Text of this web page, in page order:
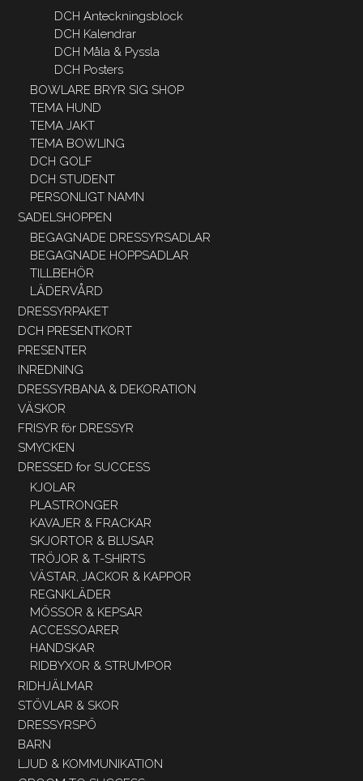
DCH Anteckningsblock
DCH Kalendrar
DCH Måla & Pyssla
DCH Posters
BOWLARE BRYR SIG SHOP
TEMA HUND
TEMA JAKT
TEMA BOWLING
DCH GOLF
DCH STUDENT
PERSONLIGT NAMN
SADELSHOPPEN
BEGAGNADE DRESSYRSADLAR
BEGAGNADE HOPPSADLAR
TILLBEHÖR
LÄDERVÅRD
DRESSYRPAKET
DCH PRESENTKORT
PRESENTER
INREDNING
DRESSYRBANA & DEKORATION
VÄSKOR
FRISYR för DRESSYR
SMYCKEN
DRESSED for SUCCESS
KJOLAR
PLASTRONGER
KAVAJER & FRACKAR
SKJORTOR & BLUSAR
TRÖJOR & T-SHIRTS
VÄSTAR, JACKOR & KAPPOR
REGNKLÄDER
MÖSSOR & KEPSAR
ACCESSOARER
HANDSKAR
RIDBYXOR & STRUMPOR
RIDHJÄLMAR
STÖVLAR & SKOR
DRESSYRSPÖ
BARN
LJUD & KOMMUNIKATION